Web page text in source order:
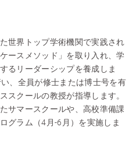
世界トップ学術機関で実践され
ースメソッド」を取り入れ、学
るリーダーシップを養成しま
、全員が修士または博士号を有
スクールの教授が指導します。
サマースクールや、高校準備課
グラム（4月-6月）を実施しま